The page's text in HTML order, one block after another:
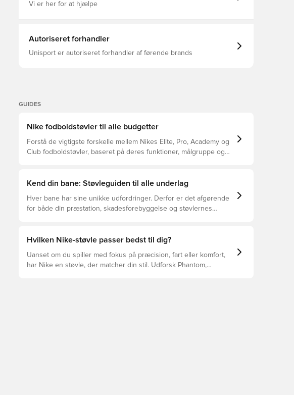
Vi er her for at hjælpe
Autoriseret forhandler
Unisport er autoriseret forhandler af førende brands
GUIDES
Nike fodboldstøvler til alle budgetter
Forstå de vigtigste forskelle mellem Nikes Elite, Pro, Academy og
Club fodboldstøvler, baseret på deres funktioner, målgruppe og
Kend din bane: Støvleguiden til alle underlag
Hver bane har sine unikke udfordringer. Derfor er det afgørende
for både din præstation, skadesforebyggelse og støvlernes
forskellige typer underlag.
Hvilken Nike-støvle passer bedst til dig?
Uanset om du spiller med fokus på præcision, fart eller komfort,
har Nike en støvle, der matcher din stil. Udforsk Phantom,